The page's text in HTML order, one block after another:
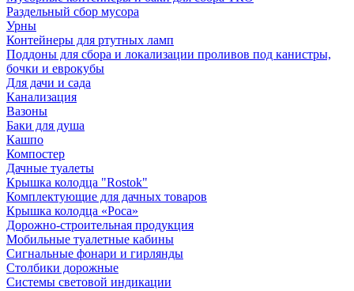
Раздельный сбор мусора
Урны
Контейнеры для ртутных ламп
Поддоны для сбора и локализации проливов под канистры,
бочки и еврокубы
Для дачи и сада
Канализация
Вазоны
Баки для душа
Кашпо
Компостер
Дачные туалеты
Крышка колодца "Rostok"
Комплектующие для дачных товаров
Крышка колодца «Роса»
Дорожно-строительная продукция
Мобильные туалетные кабины
Сигнальные фонари и гирлянды
Столбики дорожные
Системы световой индикации